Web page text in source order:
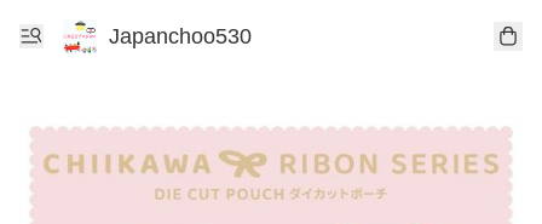
Japanchoo530